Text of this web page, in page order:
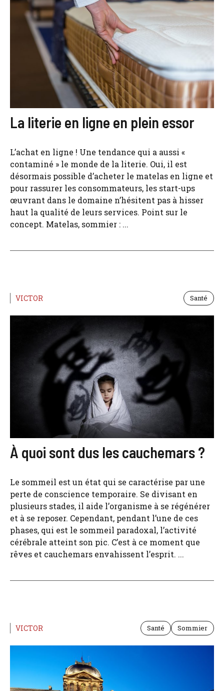
La literie en ligne en plein essor
L’achat en ligne ! Une tendance qui a aussi «
contaminé » le monde de la literie. Oui, il est
désormais possible d’acheter le matelas en ligne et
pour rassurer les consommateurs, les start-ups
œuvrant dans le domaine n’hésitent pas à hisser
haut la qualité de leurs services. Point sur le
concept. Matelas, sommier : ...
VICTOR Santé
À quoi sont dus les cauchemars ?
Le sommeil est un état qui se caractérise par une
perte de conscience temporaire. Se divisant en
plusieurs stades, il aide l’organisme à se régénérer
et à se reposer. Cependant, pendant l’une de ces
phases, qui est le sommeil paradoxal, l’activité
cérébrale atteint son pic. C’est à ce moment que
rêves et cauchemars envahissent l’esprit. ...
VICTOR Santé Sommier